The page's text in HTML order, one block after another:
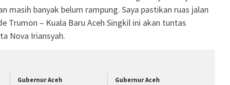
masih banyak belum rampung. Saya pastikan ruas jalan
Trumon – Kuala Baru Aceh Singkil ini akan tuntas
Nova Iriansyah.
Gubernur Aceh
Gubernur Aceh